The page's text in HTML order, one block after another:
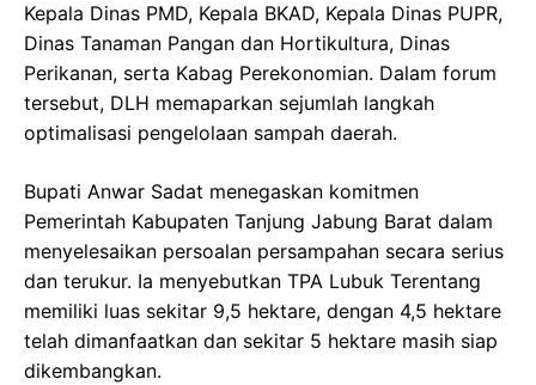
Kepala Dinas PMD, Kepala BKAD, Kepala Dinas PUPR,
Dinas Tanaman Pangan dan Hortikultura, Dinas
Perikanan, serta Kabag Perekonomian. Dalam forum
tersebut, DLH memaparkan sejumlah langkah
optimalisasi pengelolaan sampah daerah.
Bupati Anwar Sadat menegaskan komitmen
Pemerintah Kabupaten Tanjung Jabung Barat dalam
menyelesaikan persoalan persampahan secara serius
dan terukur. Ia menyebutkan TPA Lubuk Terentang
memiliki luas sekitar 9,5 hektare, dengan 4,5 hektare
telah dimanfaatkan dan sekitar 5 hektare masih siap
dikembangkan.